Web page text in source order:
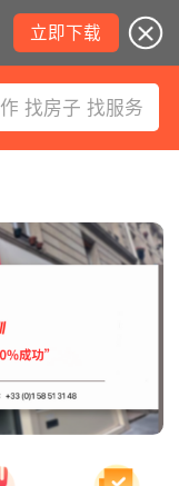
立即下载
找房子 找服务